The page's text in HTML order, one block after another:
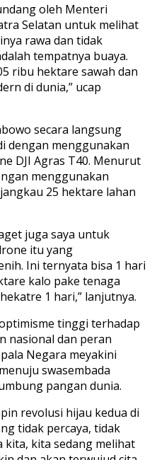
oleh Menteri
Selatan untuk melihat
rawa dan tidak
tempatnya buaya.
ribu hektare sawah dan
di dunia,” ucap
secara langsung
dengan menggunakan
DJI Agras T40. Menurut
menggunakan
25 hektare lahan
juga saya untuk
itu yang
Ini ternyata bisa 1 hari
kalo pake tenaga
1 hari,” lanjutnya.
tinggi terhadap
nasional dan peran
Negara meyakini
swasembada
pangan dunia.
revolusi hijau kedua di
tidak percaya, tidak
kita, kita sedang melihat